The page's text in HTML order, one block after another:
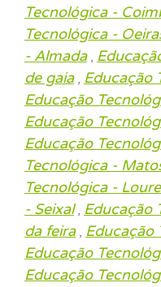
Tecnológica -
Tecnológica -
- Almada,
de gaia, Educação
Educação
Educação
Educação
Tecnológica -
Tecnológica -
- Seixal, Educação
da feira, Educação
Educação
Educação